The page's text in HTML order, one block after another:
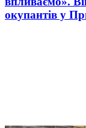
окупантів у